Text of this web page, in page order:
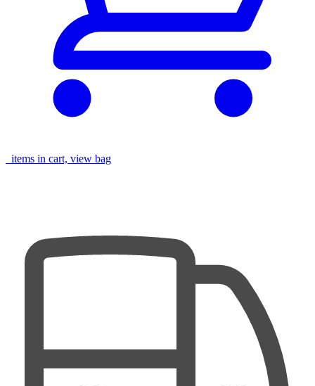
items in cart, view bag